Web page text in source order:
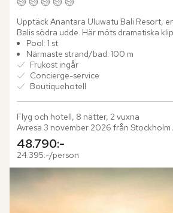
Upptäck Anantara Uluwatu Bali Resort,
Balis södra udde. Här möts dramatiska
lugnare livsrytm, medan horisonten bjuder
Pool: 1 st
Närmaste strand/bad: 100 m
Frukost ingår
Concierge-service
Boutiquehotell
Flyg och hotell, 8 nätter, 2 vuxna
Avresa 3 november 2026 från Stockholm
48.790:-
24.395:-/person